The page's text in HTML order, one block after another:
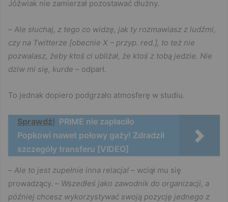
Jóźwiak nie zamierzał pozostawać dłużny.
– Ale słuchaj, z tego co widzę, jak ty rozmawiasz z ludźmi,
czy na Twitterze [obecnie X – przyp. red.], to też nie
pozwalasz, żeby ktoś ci ubliżał, że ktoś z tobą jedzie. Nie
dziw mi się, kurde – odparł.
To jednak dopiero podgrzało atmosferę w studiu.
Sprawdź! PRIME nie zapłaciło
Popkowi nawet połowy gaży! Zdradził
szczegóły transferu [VIDEO]
– Ale to jest zupełnie inna relacja! – wciął mu się
prowadzący. – Wszedłeś jako zawodnik do organizacji, a
później chcesz wykorzystywać swoją pozycję jednego z